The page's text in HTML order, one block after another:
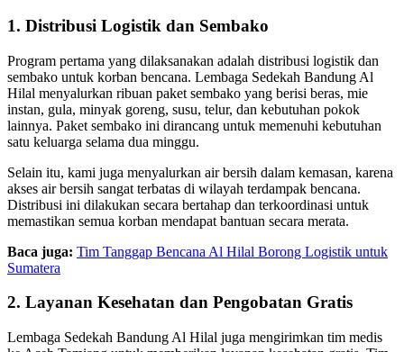
1. Distribusi Logistik dan Sembako
Program pertama yang dilaksanakan adalah distribusi logistik dan
sembako untuk korban bencana. Lembaga Sedekah Bandung Al
Hilal menyalurkan ribuan paket sembako yang berisi beras, mie
instan, gula, minyak goreng, susu, telur, dan kebutuhan pokok
lainnya. Paket sembako ini dirancang untuk memenuhi kebutuhan
satu keluarga selama dua minggu.
Selain itu, kami juga menyalurkan air bersih dalam kemasan, karena
akses air bersih sangat terbatas di wilayah terdampak bencana.
Distribusi ini dilakukan secara bertahap dan terkoordinasi untuk
memastikan semua korban mendapat bantuan secara merata.
Baca juga: Tim Tanggap Bencana Al Hilal Borong Logistik untuk
Sumatera
2. Layanan Kesehatan dan Pengobatan Gratis
Lembaga Sedekah Bandung Al Hilal juga mengirimkan tim medis